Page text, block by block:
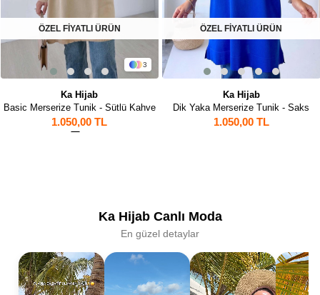
3
Ka Hijab
Basic Merserize Tunik - Sütlü Kahve
1.050,00 TL
ÖZEL FİYATLI ÜRÜN
Ka Hijab
Dik Yaka Merserize Tunik - Saks
1.050,00 TL
ÖZEL FİYATLI ÜRÜN
Ka Hijab Canlı Moda
En güzel detaylar